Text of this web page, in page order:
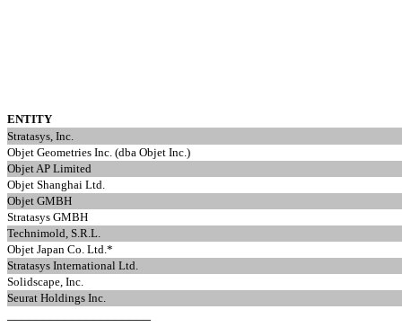
ENTITY
Stratasys, Inc.
Objet Geometries Inc. (dba Objet Inc.)
Objet AP Limited
Objet Shanghai Ltd.
Objet GMBH
Stratasys GMBH
Technimold, S.R.L.
Objet Japan Co. Ltd.*
Stratasys International Ltd.
Solidscape, Inc.
Seurat Holdings Inc.